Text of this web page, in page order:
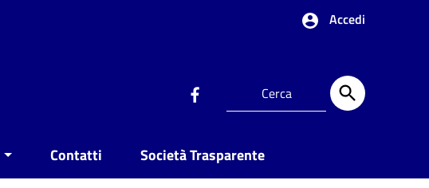
Accedi
Contatti Società Trasparente